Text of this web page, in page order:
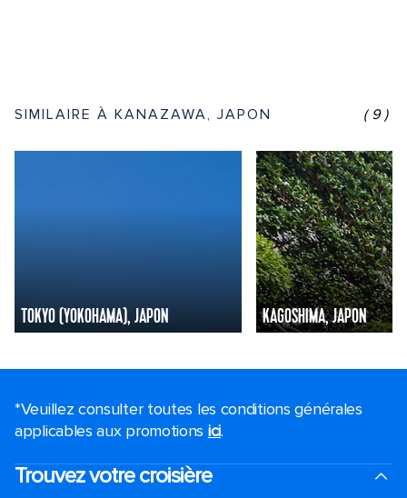
SIMILAIRE À KANAZAWA, JAPON (9)
TOKYO (YOKOHAMA), JAPON KAGOSHIMA, JAPON
*Veuillez consulter toutes les conditions générales
applicables aux promotions ici.
Trouvez votre croisière